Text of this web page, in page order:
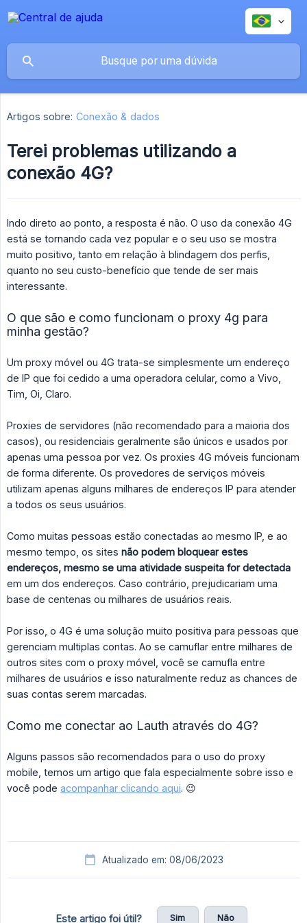
Artigos sobre: Conexão & dados
Terei problemas utilizando a
conexão 4G?
Indo direto ao ponto, a resposta é não. O uso da conexão 4G
está se tornando cada vez popular e o seu uso se mostra
muito positivo, tanto em relação à blindagem dos perfis,
quanto no seu custo-benefício que tende de ser mais
interessante.
O que são e como funcionam o proxy 4g para
minha gestão?
Um proxy móvel ou 4G trata-se simplesmente um endereço
de IP que foi cedido a uma operadora celular, como a Vivo,
Tim, Oi, Claro.
Proxies de servidores (não recomendado para a maioria dos
casos), ou residenciais geralmente são únicos e usados ​​por
apenas uma pessoa por vez. Os proxies 4G móveis funcionam
de forma diferente. Os provedores de serviços móveis
utilizam apenas alguns milhares de endereços IP para atender
a todos os seus usuários.
Como muitas pessoas estão conectadas ao mesmo IP, e ao
mesmo tempo, os sites não podem bloquear estes
endereços, mesmo se uma atividade suspeita for detectada
em um dos endereços. Caso contrário, prejudicariam uma
base de centenas ou milhares de usuários reais.
Por isso, o 4G é uma solução muito positiva para pessoas que
gerenciam multiplas contas. Ao se camuflar entre milhares de
outros sites com o proxy móvel, você se camufla entre
milhares de usuários e isso naturalmente reduz as chances de
suas contas serem marcadas.
Como me conectar ao Lauth através do 4G?
Alguns passos são recomendados para o uso do proxy
mobile, temos um artigo que fala especialmente sobre isso e
você pode acompanhar clicando aqui. 😉
Atualizado em: 08/06/2023
Este artigo foi útil? Sim Não